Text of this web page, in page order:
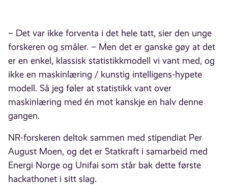
– Det var ikke forventa i det hele tatt, sier den unge
forskeren og småler. – Men det er ganske gøy at det
er en enkel, klassisk statistikkmodell vi vant med, og
ikke en maskinlæring / kunstig intelligens-hypete
modell. Så jeg føler at statistikk vant over
maskinlæring med én mot kanskje en halv denne
gangen.
NR-forskeren deltok sammen med stipendiat Per
August Moen, og det er Statkraft i samarbeid med
Energi Norge og Unifai som står bak dette første
hackathonet i sitt slag.